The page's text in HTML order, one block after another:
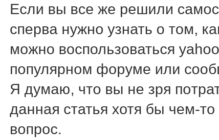
Если вы все же решили
сперва нужно узнать о том,
можно воспользоваться
популярном форуме или
Я думаю, что вы не зря
данная статья хотя бы чем-
вопрοс.